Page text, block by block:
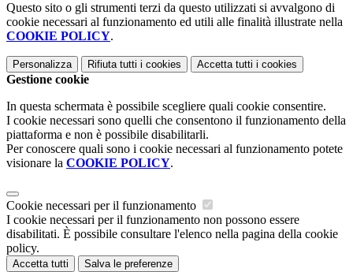
Questo sito o gli strumenti terzi da questo utilizzati si avvalgono di
cookie necessari al funzionamento ed utili alle finalità illustrate nella
COOKIE POLICY.
Personalizza Rifiuta tutti i cookies Accetta tutti i cookies
Gestione cookie
In questa schermata è possibile scegliere quali cookie consentire.
I cookie necessari sono quelli che consentono il funzionamento della
piattaforma e non è possibile disabilitarli.
Per conoscere quali sono i cookie necessari al funzionamento potete
visionare la COOKIE POLICY.
Cookie necessari per il funzionamento
I cookie necessari per il funzionamento non possono essere
disabilitati. È possibile consultare l'elenco nella pagina della cookie
policy.
Accetta tutti Salva le preferenze